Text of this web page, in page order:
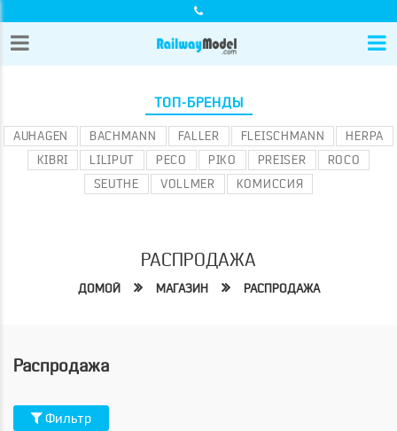
ТОП-БРЕНДЫ
AUHAGEN BACHMANN FALLER FLEISCHMANN
HERPA
KIBRI
LILIPUT PECO PIKO PREISER
ROCO
SEUTHE
VOLLMER КОМИССИЯ
РАСПРОДАЖА
ДОМОЙ МАГАЗИН РАСПРОДАЖА
Распродажа
Фильтр